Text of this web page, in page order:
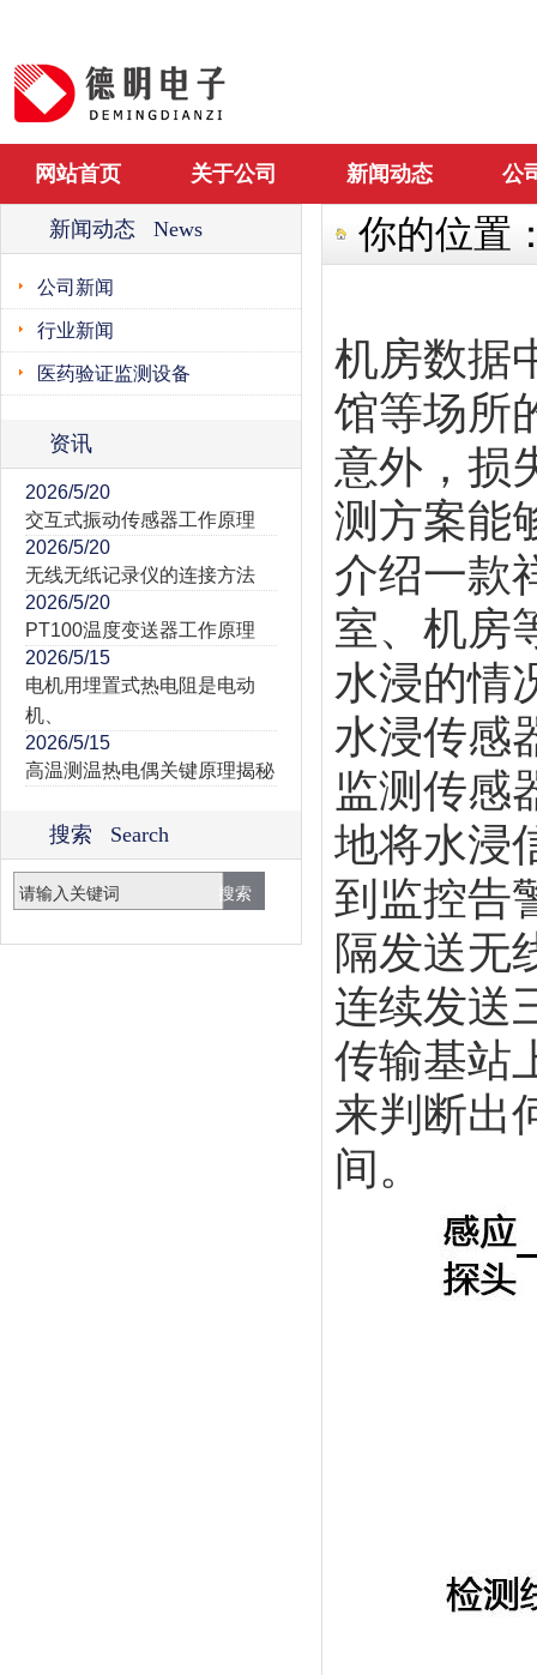
网站首页 关于公司 新闻动态 公
新闻动态 News
公司新闻
行业新闻
医药验证监测设备
资讯
2026/5/20
交互式振动传感器工作原理
2026/5/20
无线无纸记录仪的连接方法
2026/5/20
PT100温度变送器工作原理
2026/5/15
电机用埋置式热电阻是电动
机、
2026/5/15
高温测温热电偶关键原理揭秘
搜索 Search
你的位置
机房数据
馆等场所
意外，损
测方案能
介绍一款
室、机房
水浸的情
水浸传感
监测传感
地将水浸
到监控告
隔发送无
连续发送
传输基站
来判断出
间。